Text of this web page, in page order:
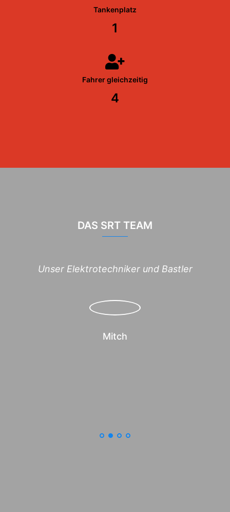
Tankenplatz
1
Fahrer gleichzeitig
4
DAS SRT TEAM
Unser Elektrotechniker und Bastler
Mitch